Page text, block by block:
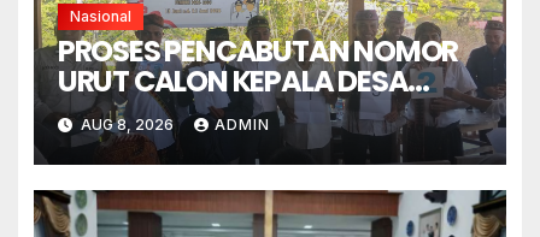
Nasional
PROSES PENCABUTAN NOMOR
URUT CALON KEPALA DESA
GORONTALO BERNUANSA
KEKELUARGAAN
AUG 8, 2026 ADMIN